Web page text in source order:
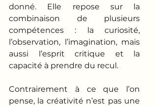
donné. Elle repose sur la
combinaison de plusieurs
compétences : la curiosité,
l’observation, l’imagination, mais
aussi l’esprit critique et la
capacité à prendre du recul.
Contrairement à ce que l’on
pense, la créativité n’est pas une